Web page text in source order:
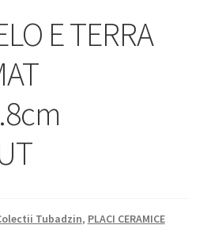
E TERRA
Tubadzin, PLACI CERAMICE